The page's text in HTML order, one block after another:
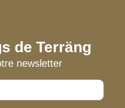
de Terräng
newsletter